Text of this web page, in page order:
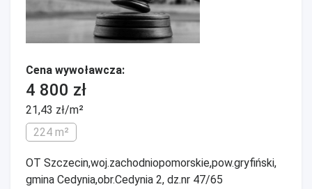
Cena wywoławcza:
4 800 zł
21,43 zł/m²
224 m²
OT Szczecin,woj.zachodniopomorskie,pow.gryfiński,
gmina Cedynia,obr.Cedynia 2, dz.nr 47/65